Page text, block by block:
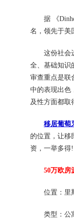
据 《
名，领先于美
这份社会进
全、基础知识
审查重点是联
中的表现出色
及性方面都取
移居葡萄
的位置，让移
资，一举多得!
50万欧房
位置：里
类型：公